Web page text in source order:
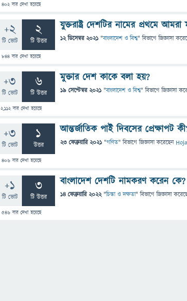
402বার দেখা হয়েছে
+2
টি ভোট
2
টি উত্তর
844 বার দেখা হয়েছে
যুক্তরাষ্ট্র দেশটির নামের প্রথমে
12 ডিসেম্বর 2021 "বাংলাদেশ ও বিশ্ব" বিভাগে জিজ্ঞাসা
+3
টি ভোট
6
টি উত্তর
2,112বার দেখা হয়েছে
মুক্তার দেশ কাকে বলা হয়?
19 সেপ্টেম্বর 2021 "বাংলাদেশ ও বিশ্ব" বিভাগে জিজ্ঞাসা
+3
টি ভোট
1
উত্তর
406বার দেখা হয়েছে
আন্তর্জাতিক পাই দিবসের প্রেক্ষাপট
23 ফেব্রুয়ারি 2021 "গণিত" বিভাগে জিজ্ঞাসাকরেছেন
+1
টি ভোট
3
টি উত্তর
546বার দেখা হয়েছে
বাংলাদেশ দেশটি নামকরণ করেন কে?
14 ফেব্রুয়ারি 2022 "চিন্তা ও দক্ষতা" বিভাগে জিজ্ঞাসা